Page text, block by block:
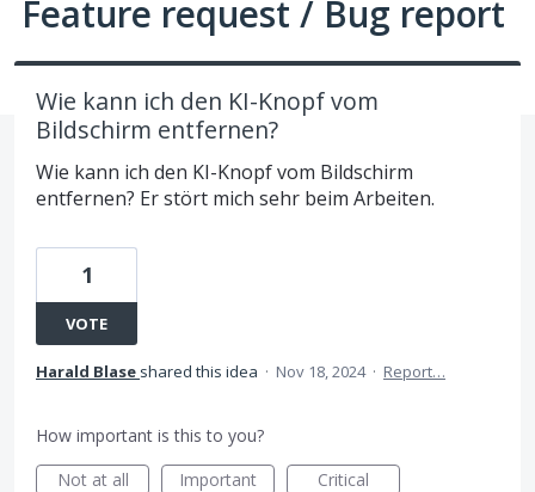
Feature request / Bug report
Wie kann ich den KI-Knopf vom
Bildschirm entfernen?
Wie kann ich den KI-Knopf vom Bildschirm
entfernen? Er stört mich sehr beim Arbeiten.
1
VOTE
Harald Blase shared this idea · Nov 18, 2024 · Report…
How important is this to you?
Not at all
Important Critical